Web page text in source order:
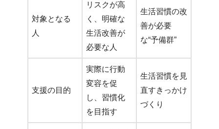
対象となる
人
リスクが高
く、明確な
生活改善が
必要な人
生活習慣の改
善が必要
な“予備群”
支援の目的
実際に行動
変容を促
し、習慣化
を目指す
生活習慣を見
直すきっかけ
づくり